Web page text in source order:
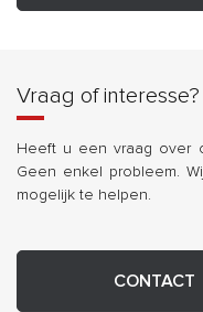
Vraag of interesse?
Heeft u een vraag over
Geen enkel probleem.
mogelijk te helpen.
CONTACT